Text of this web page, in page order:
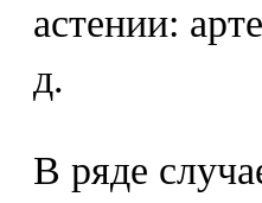
астении:
д.
В ряде